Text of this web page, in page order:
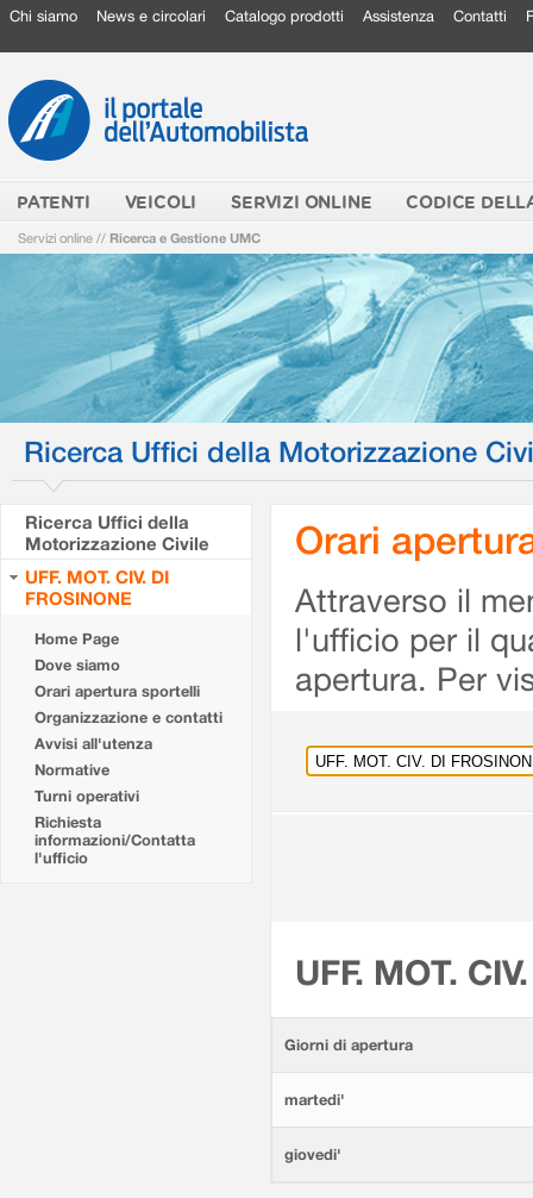
Chi siamo News e circolari Catalogo prodotti Assistenza Contatti
PATENTI VEICOLI SERVIZI ONLINE CODICE
Servizi online // Ricerca e Gestione UMC
Ricerca Uffici della Motorizzazione
Ricerca Uffici della
Motorizzazione Civile
UFF. MOT. CIV. DI
FROSINONE
Home Page
Dove siamo
Orari apertura sportelli
Organizzazione e contatti
Avvisi all'utenza
Normative
Turni operativi
Richiesta
informazioni/Contatta
l'ufficio
Orari
Attraverso il
l'ufficio per il
apertura. Per
UFF. MOT.
Giorni di apertura
martedi'
giovedi'